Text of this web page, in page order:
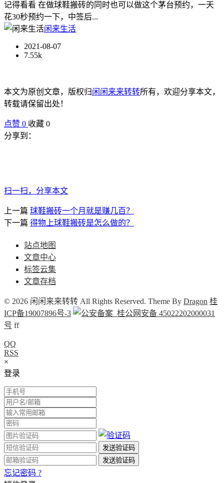
记得看看 在做球鞋搬砖的同时也可以做这个茅台预约，一天
花30秒预约一下，中签后...
闲来生活
2021-08-07
7.55k
本文为原创文章，版权归闲闲来来转转所有，欢迎分享本文，
转载请保留出处！
点赞 0 收藏 0
分享到：
扫一扫，分享本文
上一篇 球鞋搬砖一个月就是赚几百？
下一篇 得物上球鞋搬砖是怎么做的？
站点地图
文章中心
标签云集
文章存档
© 2026 闲闲来来转转 All Rights Reserved. Theme By Dragon 桂
ICP备19007896号-3
桂公网安备 45022202000031
号 ff
QQ
RSS
×
登录
忘记密码 ?